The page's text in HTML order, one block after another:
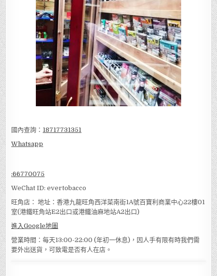
國內查詢： 18717731351
Whatsapp
WeChat ID: evertobacco
旺角店： 地址：香港九龍旺角西洋菜南街1A號百寶利商業中心22樓01
室(港鐵旺角站E2出口或港鐵油麻地站A2出口)
進入Google地圖
營業時間：每天13:00-22:00 (年初一休息)，因人手有限有時我們需